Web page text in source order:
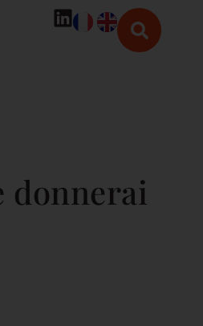
donnerai